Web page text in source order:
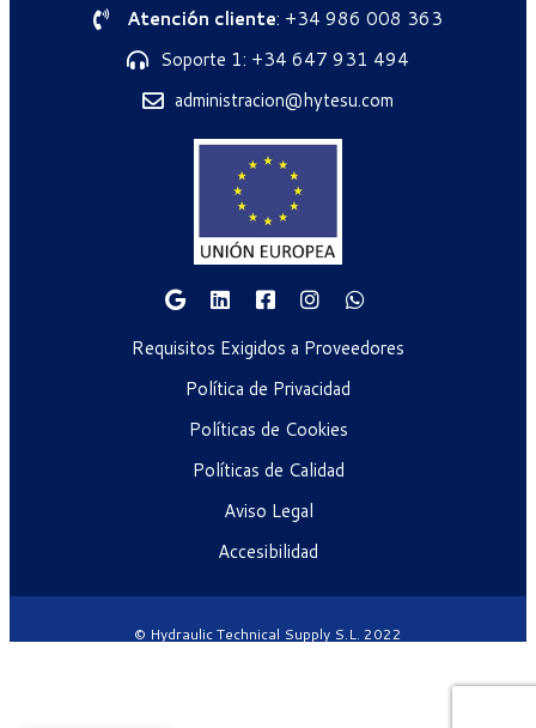
Atención cliente: +34 986 008 363
Soporte 1: +34 647 931 494
administracion@hytesu.com
Requisitos Exigidos a Proveedores
Política de Privacidad
Políticas de Cookies
Políticas de Calidad
Aviso Legal
Accesibilidad
© Hydraulic Technical Supply S.L. 2022